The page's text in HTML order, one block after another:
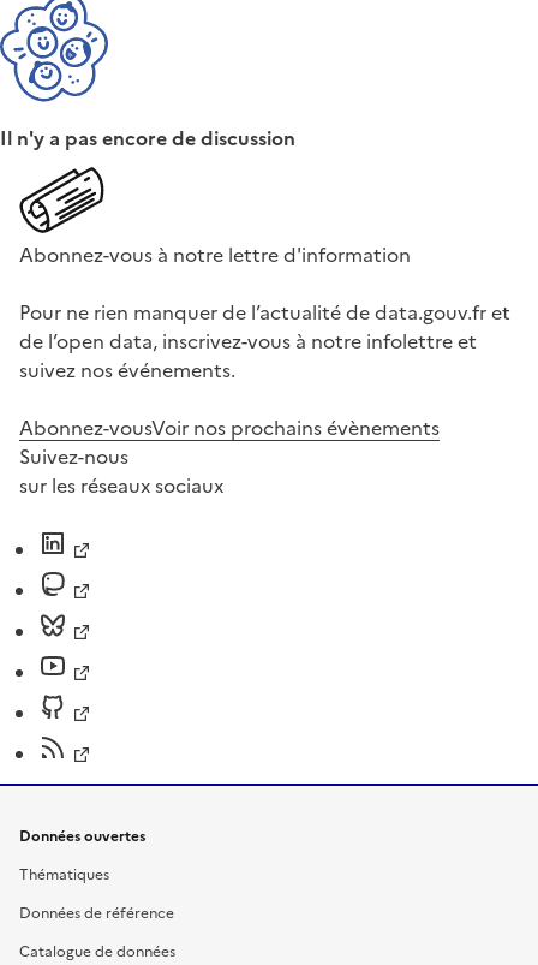
Il n'y a pas encore de discussion
Abonnez-vous à notre lettre d'information
Pour ne rien manquer de l’actualité de data.gouv.fr et
de l’open data, inscrivez-vous à notre infolettre et
suivez nos événements.
Abonnez-vousVoir nos prochains évènements
Suivez-nous
sur les réseaux sociaux
Données ouvertes
Thématiques
Données de référence
Catalogue de données